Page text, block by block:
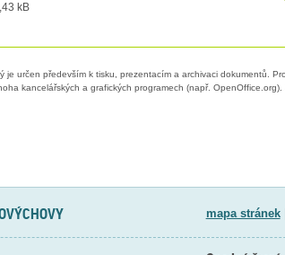
kB
je určen především k tisku, prezentacím a archivaci dokumentů.
kancelářských a grafických programech (např. OpenOffice.org).
mapa stránek|